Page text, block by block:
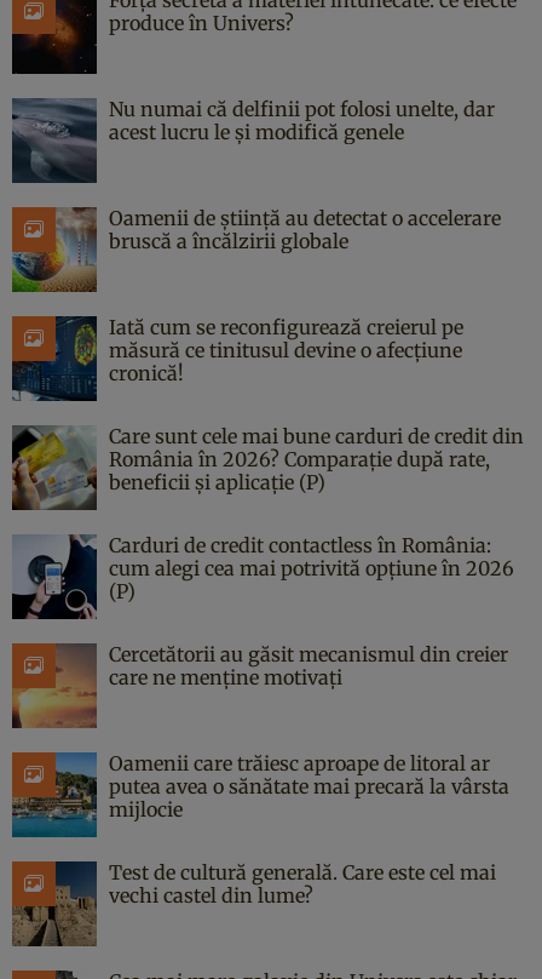
produce în Univers?
Nu numai că delfinii pot folosi unelte, dar
acest lucru le și modifică genele
Oamenii de știință au detectat o accelerare
bruscă a încălzirii globale
Iată cum se reconfigurează creierul pe
măsură ce tinitusul devine o afecțiune
cronică!
Care sunt cele mai bune carduri de credit din
România în 2026? Comparație după rate,
beneficii și aplicație (P)
Carduri de credit contactless în România:
cum alegi cea mai potrivită opțiune în 2026
(P)
Cercetătorii au găsit mecanismul din creier
care ne menține motivați
Oamenii care trăiesc aproape de litoral ar
putea avea o sănătate mai precară la vârsta
mijlocie
Test de cultură generală. Care este cel mai
vechi castel din lume?